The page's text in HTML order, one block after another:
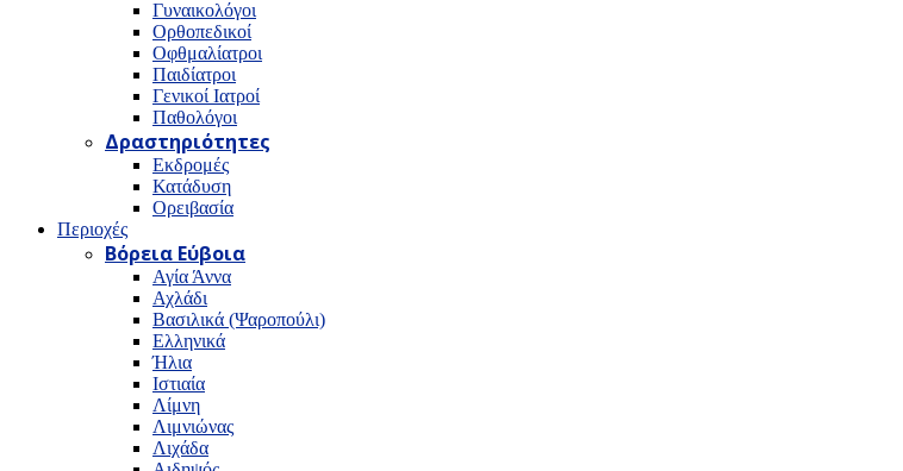
Γυναικολόγοι
Ορθοπεδικοί
Οφθμαλίατροι
Παιδίατροι
Γενικοί Ιατροί
Παθολόγοι
Δραστηριότητες
Εκδρομές
Κατάδυση
Ορειβασία
Περιοχές
Βόρεια Εύβοια
Αγία Άννα
Αχλάδι
Βασιλικά (Ψαροπούλι)
Ελληνικά
Ήλια
Ιστιαία
Λίμνη
Λιμνιώνας
Λιχάδα